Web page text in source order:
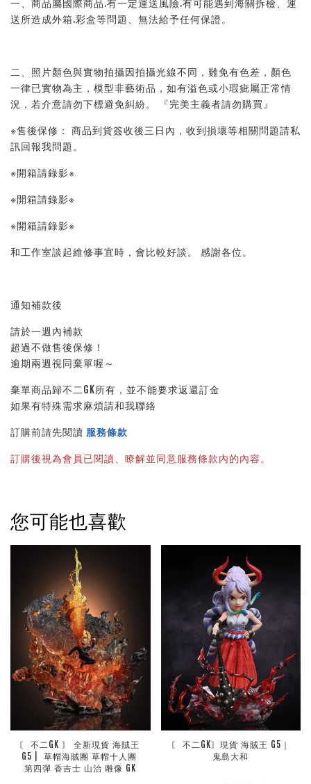
一、商品屬國際商品.有一定運送風險.有可能遇到海關拆檢、運
送所造成外箱.彩盒等問題、無法給予任何保證。
二、照片顏色與實物拍攝因拍攝光線不同，難免有色差，顏色
一律已實物為主，模型非藝術品，如有溢色或小瑕疵屬正常情
況，若介意請勿下標避免糾紛。 『完美主義者請勿購買』
※售後保修： 商品到貨簽收後三日內，收到損壞等相關問題請私
訊回報我問題。
※開箱請錄影※
※開箱請錄影※
※開箱請錄影※
和工作室談起維修事宜時，會比較好談。 感謝各位。
通知補款後
請於一週內補款
超過不做售後保修！
逾期兩週視同棄單喔～
棄單商品歸不二GK所有，並不能要求返還訂金
如果有特殊需求麻煩請和我聯絡
訂購前請先閱讀 服務條款
訂購後視為會員已閱讀、瞭解並同意服務條款內的內容。
您可能也喜歡
〘 不二GK 〙 全新現貨 海賊王
G5 |  草帽海賊團 草帽十人團
第四彈 香吉士 山治 雕像 GK
〘 不二GK〙現貨 海賊王 G5｜
鬼島大和